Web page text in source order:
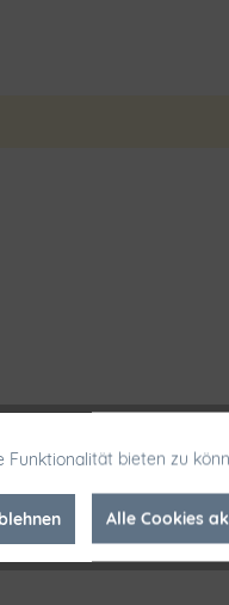
bieten zu
Alle Cookies